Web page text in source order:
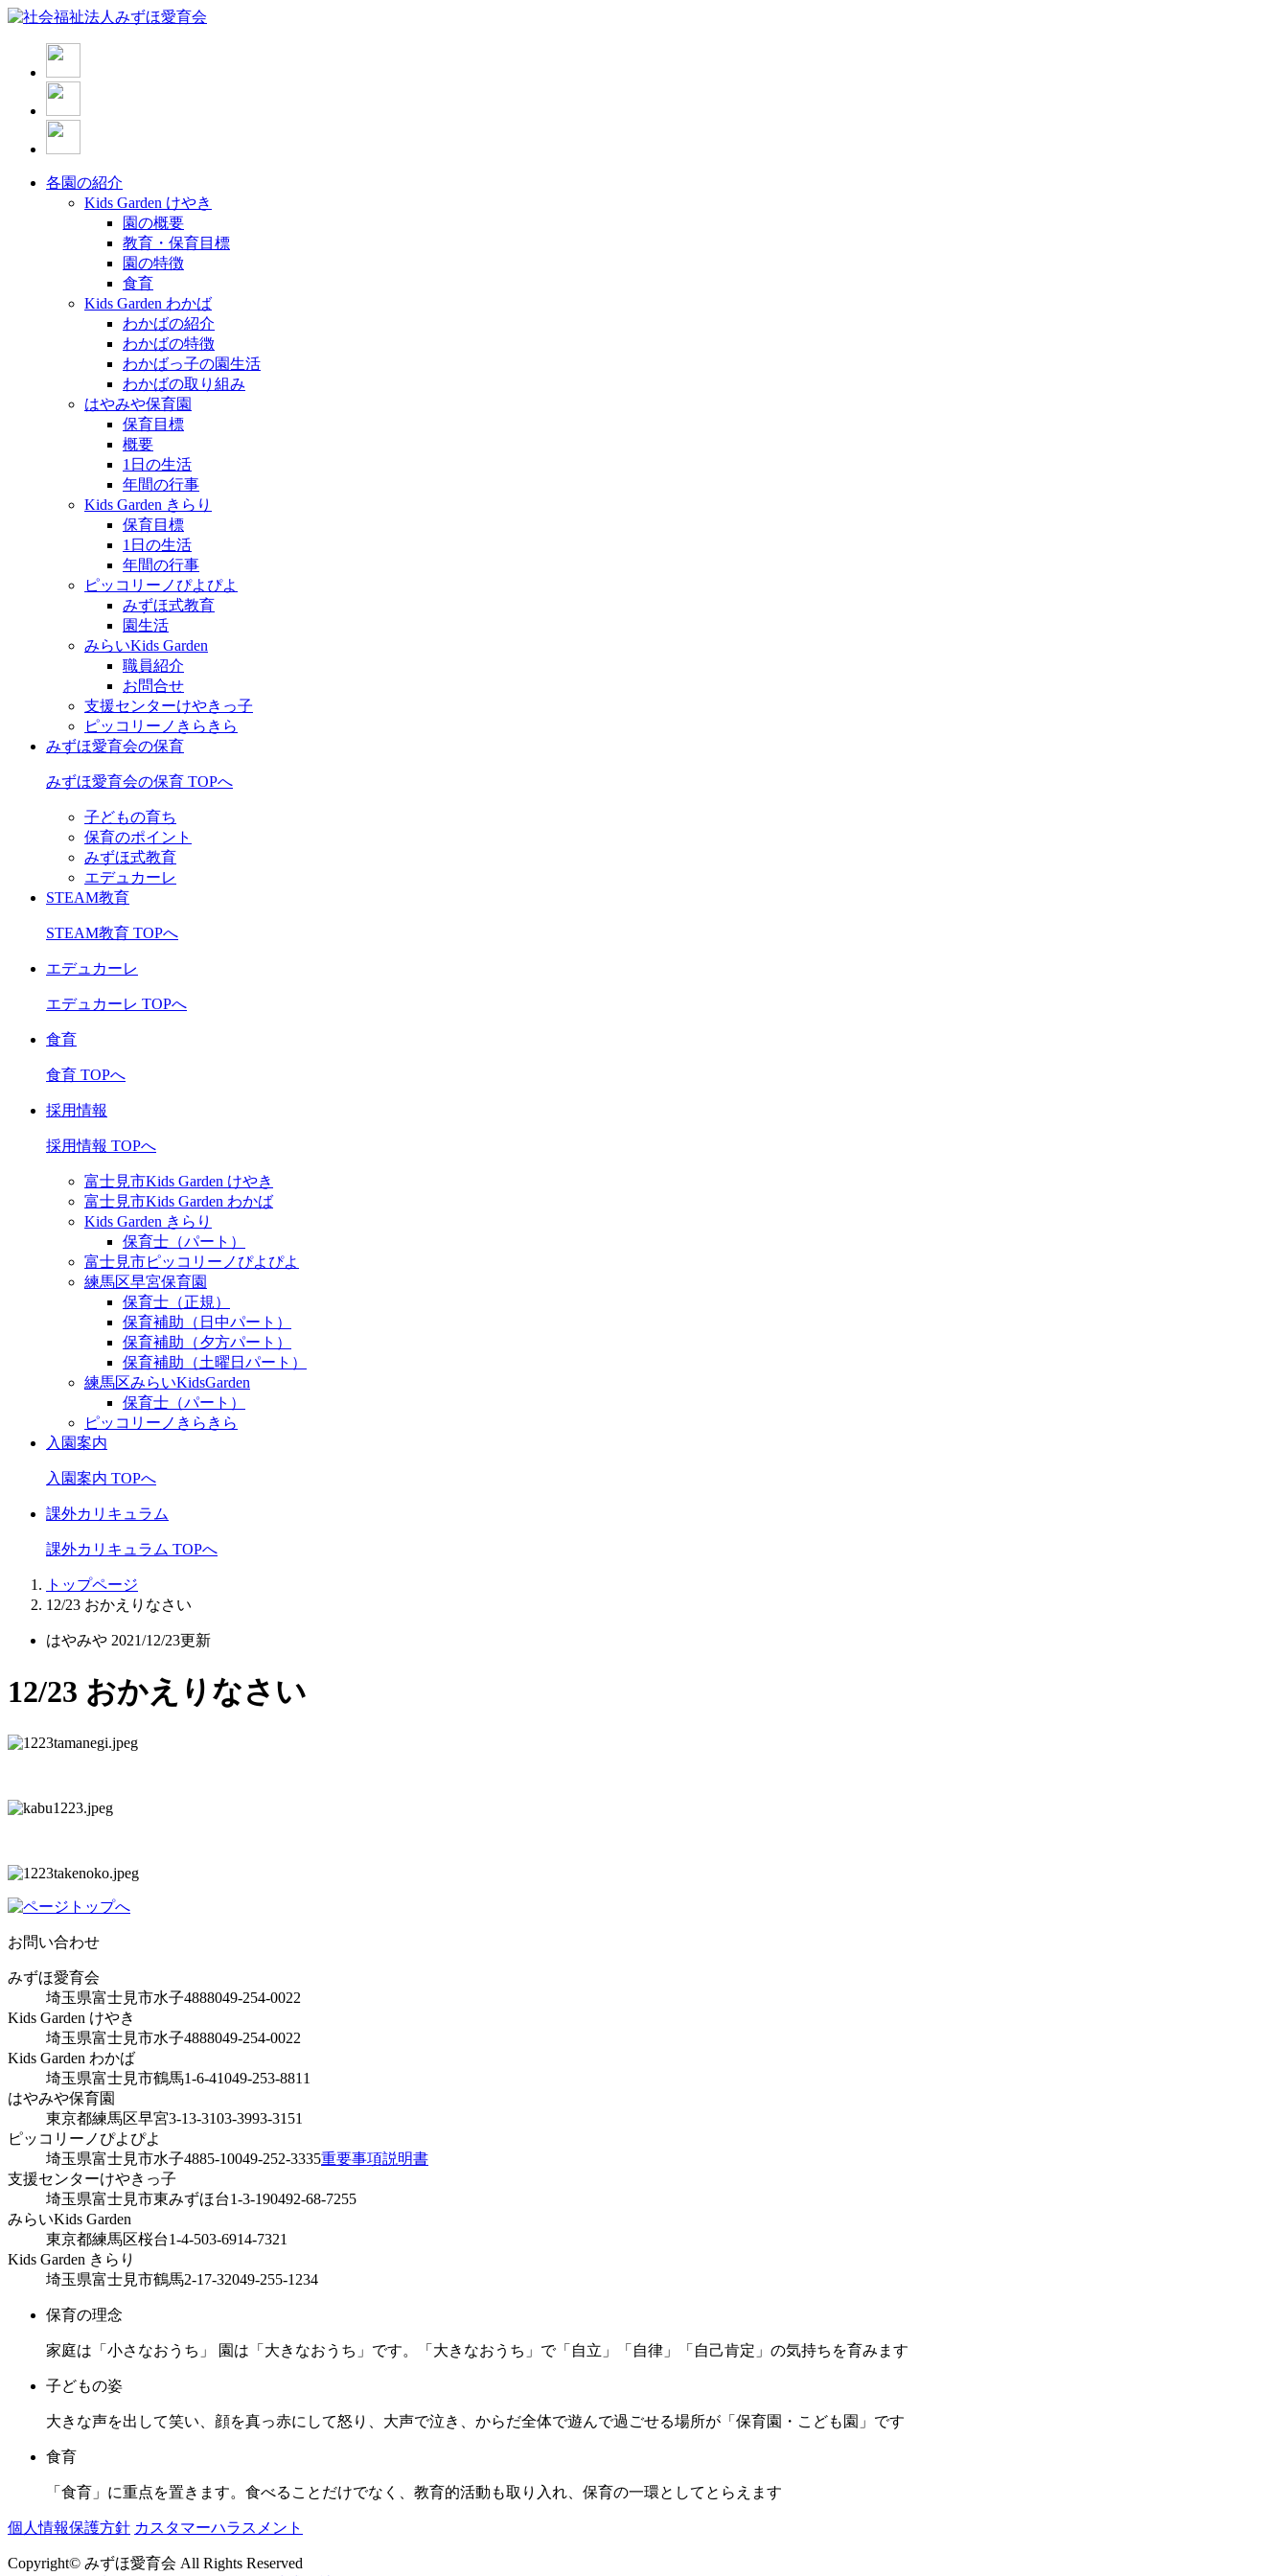
各園の紹介
Kids Garden けやき
園の概要
教育・保育目標
園の特徴
食育
Kids Garden わかば
わかばの紹介
わかばの特徴
わかばっ子の園生活
わかばの取り組み
はやみや保育園
保育目標
概要
1日の生活
年間の行事
Kids Garden きらり
保育目標
1日の生活
年間の行事
ピッコリーノぴよぴよ
みずほ式教育
園生活
みらいKids Garden
職員紹介
お問合せ
支援センターけやきっ子
ピッコリーノきらきら
みずほ愛育会の保育
みずほ愛育会の保育 TOPへ
子どもの育ち
保育のポイント
みずほ式教育
エデュカーレ
STEAM教育
STEAM教育 TOPへ
エデュカーレ
エデュカーレ TOPへ
食育
食育 TOPへ
採用情報
採用情報 TOPへ
富士見市Kids Garden けやき
富士見市Kids Garden わかば
Kids Garden きらり
保育士（パート）
富士見市ピッコリーノぴよぴよ
練馬区早宮保育園
保育士（正規）
保育補助（日中パート）
保育補助（夕方パート）
保育補助（土曜日パート）
練馬区みらいKidsGarden
保育士（パート）
ピッコリーノきらきら
入園案内
入園案内 TOPへ
課外カリキュラム
課外カリキュラム TOPへ
トップページ
12/23 おかえりなさい
はやみや 2021/12/23更新
12/23 おかえりなさい
お問い合わせ
みずほ愛育会
埼玉県富士見市水子4888049-254-0022
Kids Garden けやき
埼玉県富士見市水子4888049-254-0022
Kids Garden わかば
埼玉県富士見市鶴馬1-6-41049-253-8811
はやみや保育園
東京都練馬区早宮3-13-3103-3993-3151
ピッコリーノぴよぴよ
埼玉県富士見市水子4885-10049-252-3335重要事項説明書
支援センターけやきっ子
埼玉県富士見市東みずほ台1-3-190492-68-7255
みらいKids Garden
東京都練馬区桜台1-4-503-6914-7321
Kids Garden きらり
埼玉県富士見市鶴馬2-17-32049-255-1234
保育の理念
家庭は「小さなおうち」 園は「大きなおうち」です。「大きなおうち」で「自立」「自律」「自己肯定」の気持ちを育みます
子どもの姿
大きな声を出して笑い、顔を真っ赤にして怒り、大声で泣き、からだ全体で遊んで過ごせる場所が「保育園・こども園」です
食育
「食育」に重点を置きます。食べることだけでなく、教育的活動も取り入れ、保育の一環としてとらえます
個人情報保護方針 カスタマーハラスメント
Copyright© みずほ愛育会 All Rights Reserved